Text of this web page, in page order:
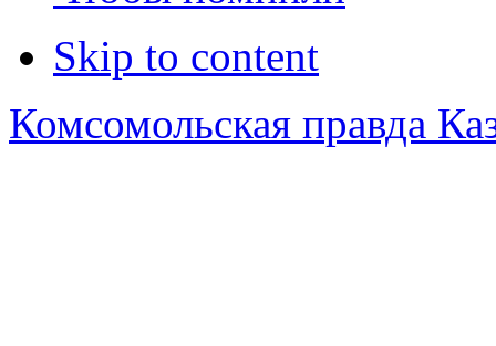
Skip to content
Комсомольская правда